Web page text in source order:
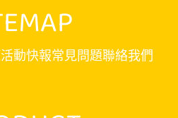
活動快報常見問題聯絡我們